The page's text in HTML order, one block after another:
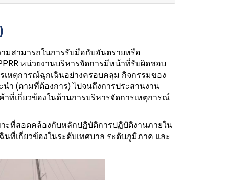
มสามารถในการรับมือกับอันตรายหรือ
หน่วยงานบริหารจัดการมีหน้าที่รับผิดชอบ
เหตุการณ์ฉุกเฉินอย่างครอบคลุม กิจกรรมของ
ำ (ตามที่ต้องการ) ไปจนถึงการประสานงาน
ที่เกี่ยวข้องในด้านการบริหารจัดการเหตุการณ์
ะที่สอดคล้องกับหลักปฏิบัติการปฏิบัติงานภายใน
ที่เกี่ยวข้องในระดับเทศบาล ระดับภูมิภาค และ